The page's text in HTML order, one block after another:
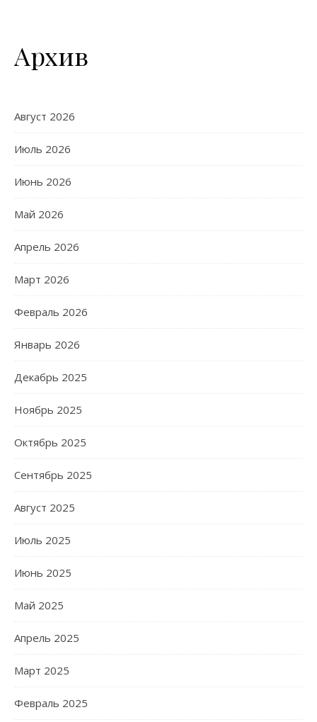
Архив
Август 2026
Июль 2026
Июнь 2026
Май 2026
Апрель 2026
Март 2026
Февраль 2026
Январь 2026
Декабрь 2025
Ноябрь 2025
Октябрь 2025
Сентябрь 2025
Август 2025
Июль 2025
Июнь 2025
Май 2025
Апрель 2025
Март 2025
Февраль 2025